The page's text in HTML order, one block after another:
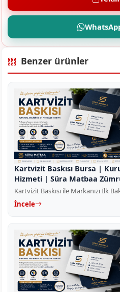
Benzer ürünler
Kartvizit Baskısı Bursa |
Hizmeti | Süra Matbaa
Kartvizit Baskısı ile Markanızı İlk
İncele